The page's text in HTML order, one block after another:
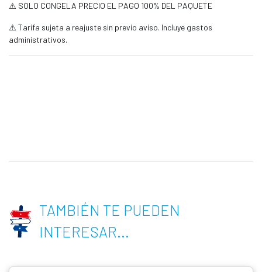
⚠️ SOLO CONGELA PRECIO EL PAGO 100% DEL PAQUETE
⚠️ Tarifa sujeta a reajuste sin previo aviso. Incluye gastos
administrativos.
TAMBIÉN TE PUEDEN
INTERESAR...